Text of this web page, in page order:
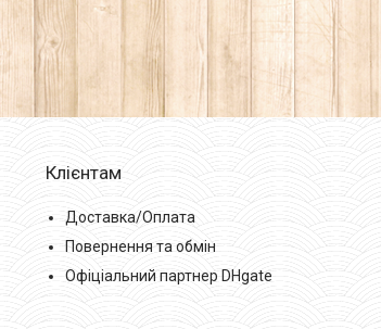
Клієнтам
Доставка/Оплата
Повернення та обмін
Офіціальний партнер DHgate